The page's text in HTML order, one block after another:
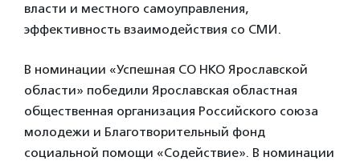
власти и местного самоуправления,
эффективность взаимодействия со СМИ.
В номинации «Успешная СО НКО Ярославской
области» победили Ярославская областная
общественная организация Российского союза
молодежи и Благотворительный фонд
социальной помощи «Содействие». В номинации